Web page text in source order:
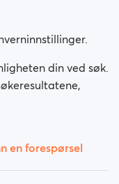
på nett?
din ved søk.
en forespørsel